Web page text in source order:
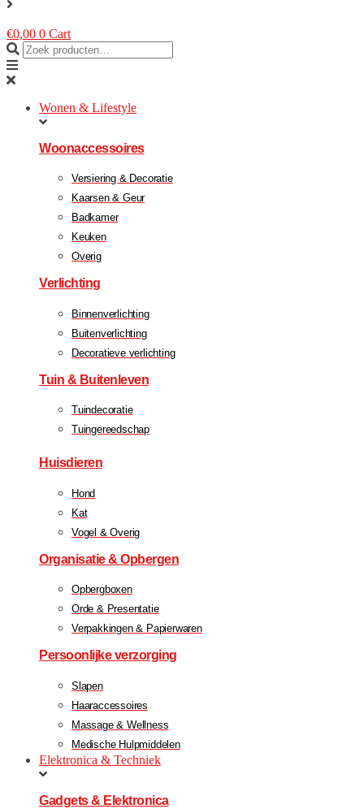
€0,00 0 Cart
Wonen & Lifestyle
Woonaccessoires
Versiering & Decoratie
Kaarsen & Geur
Badkamer
Keuken
Overig
Verlichting
Binnenverlichting
Buitenverlichting
Decoratieve verlichting
Tuin & Buitenleven
Tuindecoratie
Tuingereedschap
Huisdieren
Hond
Kat
Vogel & Overig
Organisatie & Opbergen
Opbergboxen
Orde & Presentatie
Verpakkingen & Papierwaren
Persoonlijke verzorging
Slapen
Haaraccessoires
Massage & Wellness
Medische Hulpmiddelen
Elektronica & Techniek
Gadgets & Elektronica